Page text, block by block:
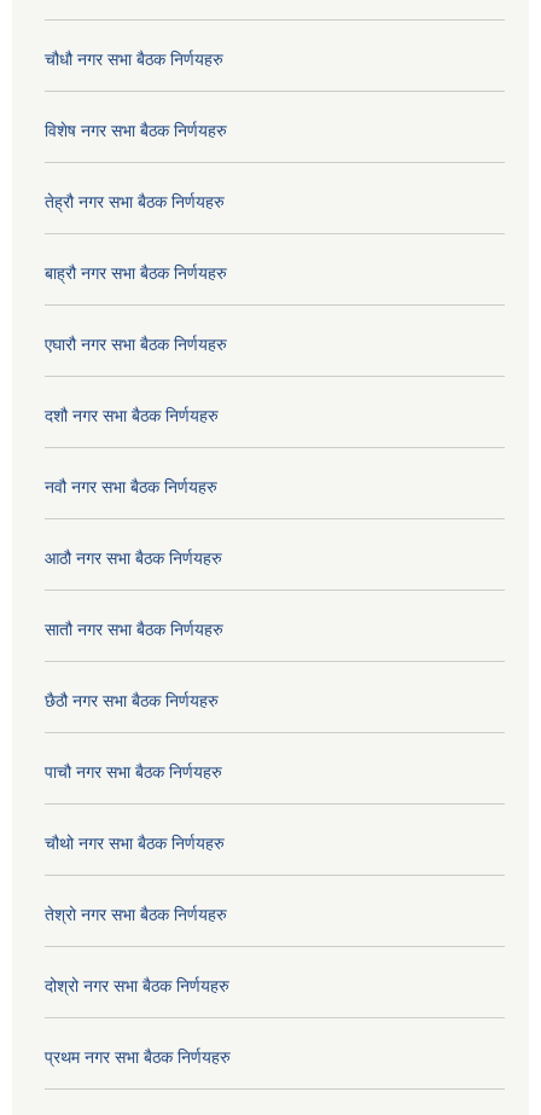
चौधौ नगर सभा बैठक निर्णयहरु
विशेष नगर सभा बैठक निर्णयहरु
तेह्रौ नगर सभा बैठक निर्णयहरु
बाह्रौ नगर सभा बैठक निर्णयहरु
एघारौ नगर सभा बैठक निर्णयहरु
दशौ नगर सभा बैठक निर्णयहरु
नवौ नगर सभा बैठक निर्णयहरु
आठौ नगर सभा बैठक निर्णयहरु
सातौ नगर सभा बैठक निर्णयहरु
छैठौ नगर सभा बैठक निर्णयहरु
पाचौ नगर सभा बैठक निर्णयहरु
चौथो नगर सभा बैठक निर्णयहरु
तेश्रो नगर सभा बैठक निर्णयहरु
दोश्रो नगर सभा बैठक निर्णयहरु
प्रथम नगर सभा बैठक निर्णयहरु